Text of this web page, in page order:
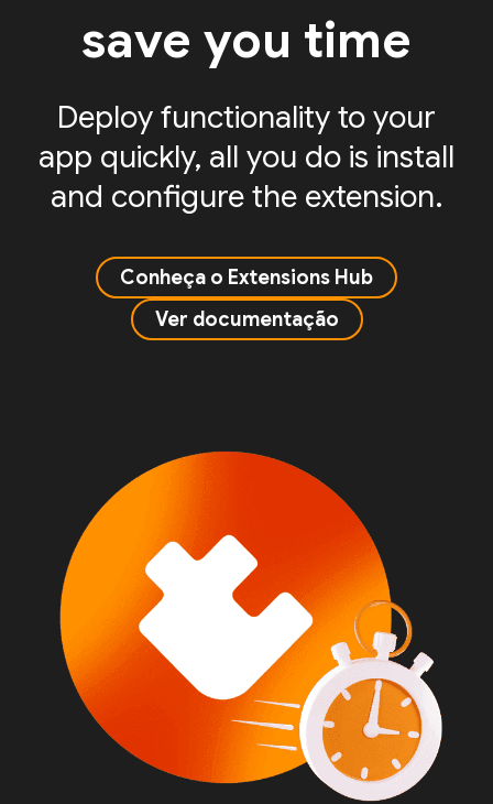
save you time
Deploy functionality to your
app quickly, all you do is install
and configure the extension.
Conheça o Extensions Hub
Ver documentação